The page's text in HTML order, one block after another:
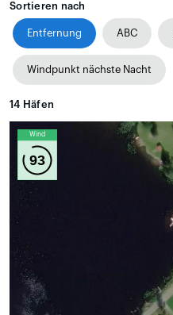
Sortieren nach
Entfernung ABC
Windpunkt nächste Nacht
14 Häfen
Wind
93